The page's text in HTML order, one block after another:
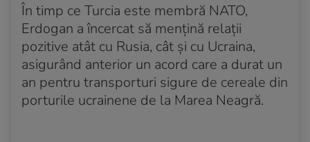
În timp ce Turcia este membră NATO,
Erdogan a încercat să mențină relații
pozitive atât cu Rusia, cât și cu Ucraina,
asigurând anterior un acord care a durat un
an pentru transporturi sigure de cereale din
porturile ucrainene de la Marea Neagră.